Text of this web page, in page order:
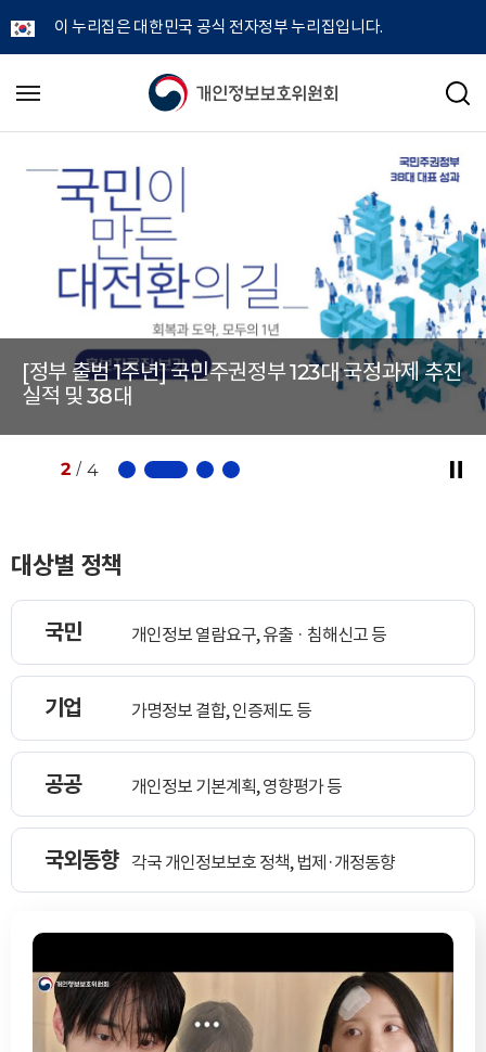
이 누리집은 대한민국 공식 전자정부 누리집입니다.
개
정
보
보
호
위
원
회
메
검
[정부 출범 1주년] 국민주권정부 123대 국정과제 추진
실적 및 38대
2 / 4
정
대상별 정책
국민 개인정보 열람요구, 유출 · 침해신고 등
기업 가명정보 결합, 인증제도 등
공공 개인정보 기본계획, 영향평가 등
국외동향 각국 개인정보보호 정책, 법제·개정동향